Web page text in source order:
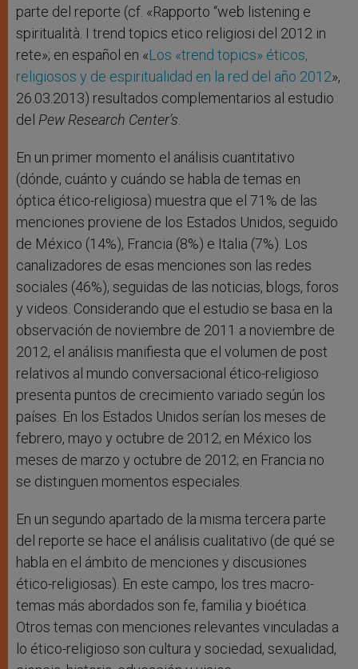
parte del reporte (cf. «Rapporto “web listening e
spiritualità. I trend topics etico religiosi del 2012 in
rete»; en español en «Los «trend topics» éticos,
religiosos y de espiritualidad en la red del año 2012»,
26.03.2013) resultados complementarios al estudio
del Pew Research Center’s.
En un primer momento el análisis cuantitativo
(dónde, cuánto y cuándo se habla de temas en
óptica ético-religiosa) muestra que el 71% de las
menciones proviene de los Estados Unidos, seguido
de México (14%), Francia (8%) e Italia (7%). Los
canalizadores de esas menciones son las redes
sociales (46%), seguidas de las noticias, blogs, foros
y videos. Considerando que el estudio se basa en la
observación de noviembre de 2011 a noviembre de
2012, el análisis manifiesta que el volumen de post
relativos al mundo conversacional ético-religioso
presenta puntos de crecimiento variado según los
países. En los Estados Unidos serían los meses de
febrero, mayo y octubre de 2012; en México los
meses de marzo y octubre de 2012; en Francia no
se distinguen momentos especiales.
En un segundo apartado de la misma tercera parte
del reporte se hace el análisis cualitativo (de qué se
habla en el ámbito de menciones y discusiones
ético-religiosas). En este campo, los tres macro-
temas más abordados son fe, familia y bioética.
Otros temas con menciones relevantes vinculadas a
lo ético-religioso son cultura y sociedad, sexualidad,